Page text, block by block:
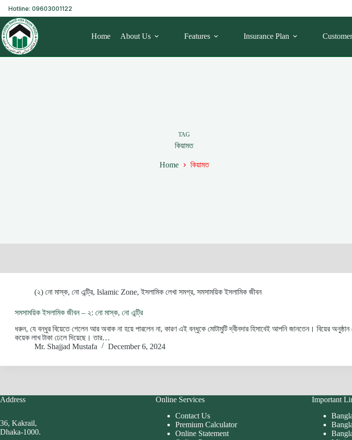
Hotline: 09603001122
Home About Us Features Insurance Plan
TAG
কিয়ামত
Home কিয়ামত
(২) নো মাস্ক, নো এন্ট্রি, Islamic Zone,ইসলামিক লেখা সমগ্র, সমসাময়িক ইসলামিক জীবন
সমসাময়িক ইসলামিক জীবন – ২: নো মাস্ক, নো এন্ট্রি
ধরুন, যে বন্ধুর বিয়েতে গেলেন আর অবাক না হয়ে পারলেন না, কারণ এই বন্ধুকে মোটামুটি দ্বীনদার হিসাবেই আপনি জানতেন। বিয়ের
কয়েক লাখ টাকা ঢেলে দিয়েছে। তার…
Mr. Shajjad Mustafa
December 6, 2024
Address
36, Kakrail,
Dhaka-1000.
Online Services
Contact Us
Premium Calculator
Online Statement
Important